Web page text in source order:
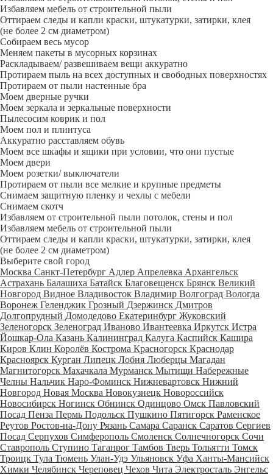
Избавляем мебель от строительной пыли
Оттираем следы и капли краски, штукатурки, затирки, клея
(не более 2 см диаметром)
Собираем весь мусор
Меняем пакеты в мусорных корзинах
Раскладываем/ развешиваем вещи аккуратно
Протираем пыль на всех доступных и свободных поверхностях
Протираем от пыли настенные бра
Моем дверные ручки
Моем зеркала и зеркальные поверхности
Пылесосим коврик и пол
Моем пол и плинтуса
Аккуратно расставляем обувь
Моем все шкафы и ящики при условии, что они пустые
Моем двери
Моем розетки/ выключатели
Протираем от пыли все мелкие и крупные предметы
Снимаем защитную пленку и чехлы с мебели
Снимаем скотч
Избавляем от строительной пыли потолок, стены и пол
Избавляем мебель от строительной пыли
Оттираем следы и капли краски, штукатурки, затирки, клея
(не более 2 см диаметром)
Выберите свой город
Москва Санкт-Петербург Адлер Апрелевка Архангельск
Астрахань Балашиха Батайск Благовещенск Брянск Великий
Новгород Видное Владивосток Владимир Волгоград Вологда
Воронеж Геленджик Грозный Дзержинск Дмитров
Долгопрудный Домодедово Екатеринбург Жуковский
Зеленогорск Зеленоград Иваново Ивантеевка Иркутск Истра
Йошкар-Ола Казань Калининград Калуга Каспийск Кашира
Киров Клин Королёв Кострома Красногорск Краснодар
Красноярск Курган Липецк Лобня Люберцы Магадан
Магнитогорск Махачкала Мурманск Мытищи Набережные
Челны Нальчик Наро-Фоминск Нижневартовск Нижний
Новгород Новая Москва Новокузнецк Новороссийск
Новосибирск Ногинск Обнинск Одинцово Омск Павловский
Посад Пенза Пермь Подольск Пушкино Пятигорск Раменское
Реутов Ростов-на-Дону Рязань Самара Саранск Саратов Сергиев
Посад Серпухов Симферополь Смоленск Солнечногорск Сочи
Ставрополь Ступино Таганрог Тамбов Тверь Тольятти Томск
Троицк Тула Тюмень Улан-Удэ Ульяновск Уфа Ханты-Мансийск
Химки Челябинск Череповец Чехов Чита Электросталь Энгельс